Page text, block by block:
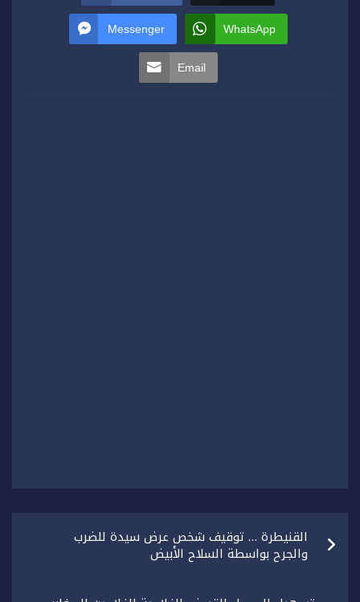
Messenger WhatsApp
Email
تصفّح
المقالاتالقنيطرة … توقيف شخص عرض سيدة للضرب
والجرح بواسطة السلاح الأبيض